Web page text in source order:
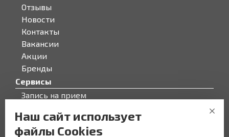
Отзывы
Новости
Контакты
Вакансии
Акции
Бренды
Сервисы
Запись на прием
О компании
О компании
Наш сайт использует
файлы Cookies